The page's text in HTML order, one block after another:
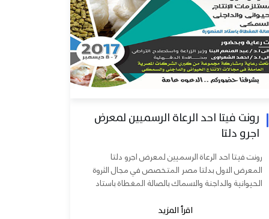
رونت فيتا احد الرعاة الرسميين لمعرض
اجرو دلتا
رونت فيتا احد الرعاة الرسميين لمعرض اجرو دلتا
المعرض الاول بدلتا مصر المتخصص في مجال الثروة
الحيوانية والداجنة والاسماك بالصالة المغطاة باستاد
اقرأ المزيد